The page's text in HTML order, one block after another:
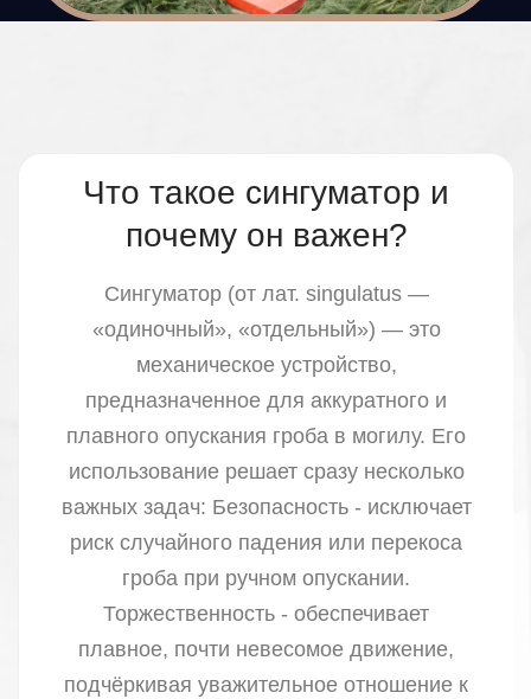
Что такое сингуматор и
почему он важен?
Сингуматор (от лат. singulatus —
«одиночный», «отдельный») — это
механическое устройство,
предназначенное для аккуратного и
плавного опускания гроба в могилу. Его
использование решает сразу несколько
важных задач: Безопасность - исключает
риск случайного падения или перекоса
гроба при ручном опускании.
Торжественность - обеспечивает
плавное, почти невесомое движение,
подчёркивая уважительное отношение к